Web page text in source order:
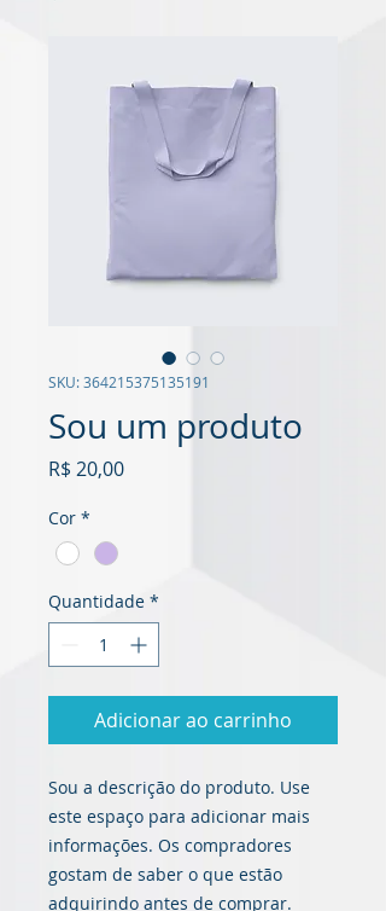
SKU: 364215375135191
Sou um produto
R$ 20,00Preço
Cor *
Quantidade *
Adicionar ao carrinho
Sou a descrição do produto. Use
este espaço para adicionar mais
informações. Os compradores
gostam de saber o que estão
adquirindo antes de comprar.